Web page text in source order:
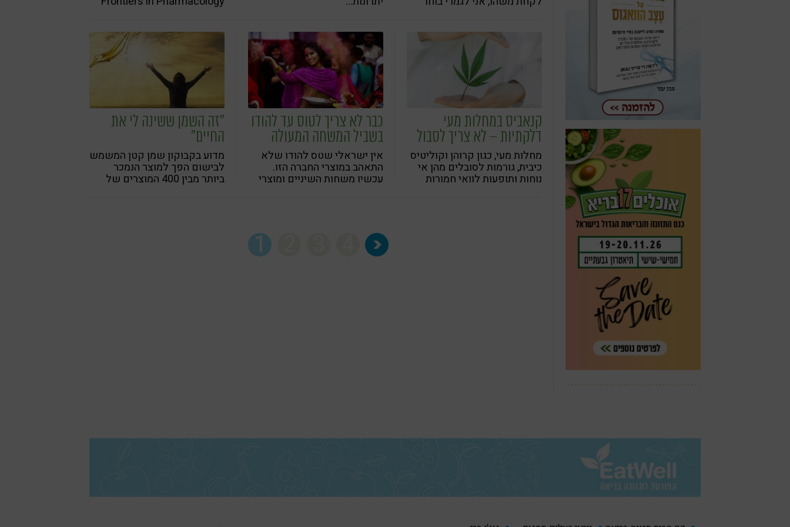
ובטיפול בצורות שונות של
אוסטאופורוזיס, כולל
אוסטאופורוזיס לאחר גיל
המעבר, אוסטאופורוזיס בעקבות
שימוש בסטרואידים,
אוסטאופורוזיס בעקבות סוכרת
ואוסטאופורוזיס בעקבות חוסר
תנועה
קנאביס במחלות מעי
דלקתיות – לא צריך לסבול
מחלות מעי, כגון קרוהן וקוליטיס
כיבית, גורמות לסובלים מהן אי
נוחות ותופעות לוואי חמורות
כבר לא צריך לטוס עד להודו
בשביל המשחה המעולה
הזו...
אין ישראלי שטס להודו שלא
התאהב במוצרי החברה הזו.
עכשיו משחות השיניים ומוצרי
"זה השמן ששינה לי את
החיים"
מדוע בקבוקון שמן קטן המשמש
לבישום הפך למוצר הנמכר
ביותר מבין 400 המוצרים של
1